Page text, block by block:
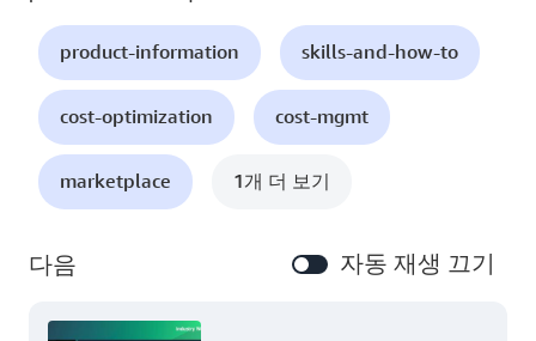
product-information skills-and-how-to
cost-optimization cost-mgmt
marketplace 1개 더 보기
다음 자동 재생 끄기